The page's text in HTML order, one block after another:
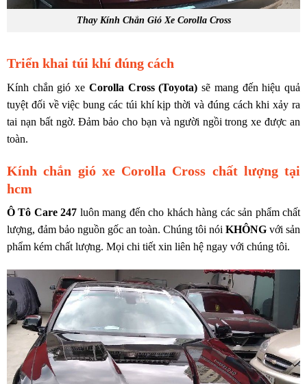
Thay Kính Chắn Gió Xe Corolla Cross
Triển khai túi khí đúng cách
Kính chắn gió xe Corolla Cross (Toyota) sẽ mang đến hiệu quả
tuyệt đối về việc bung các túi khí kịp thời và đúng cách khi xảy ra
tai nạn bất ngờ. Đảm bảo cho bạn và người ngồi trong xe được an
toàn.
Kính chắn gió xe Corolla Cross chất lượng tại
hcm
Ô Tô Care 247 luôn mang đến cho khách hàng các sản phẩm chất
lượng, đảm bảo nguồn gốc an toàn. Chúng tôi nói KHÔNG với sản
phẩm kém chất lượng. Mọi chi tiết xin liên hệ ngay với chúng tôi.